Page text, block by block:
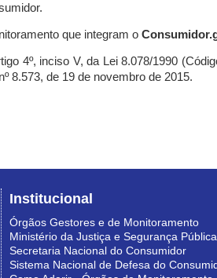
que integram o
4º, inciso V, da Lei 8.078/1990
8.573, de 19 de novembro de 2015.
Institucional
Órgãos Gestores e de Monitoramento
Ministério da Justiça e Segurança Pública
Secretaria Nacional do Consumidor
Sistema Nacional de Defesa do